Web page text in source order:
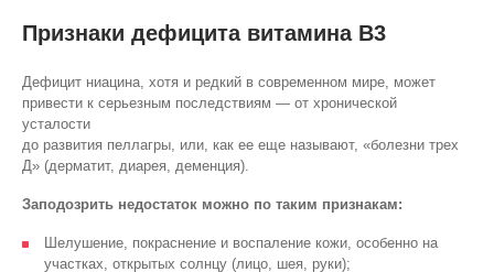
Признаки дефицита витамина В3
Дефицит ниацина, хотя и редкий в современном мире, может
привести к серьезным последствиям — от хронической
усталости
до развития пеллагры, или, как ее еще называют, «болезни трех
Д» (дерматит, диарея, деменция).
Заподозрить недостаток можно по таким признакам:
Шелушение, покраснение и воспаление кожи, особенно на
участках, открытых солнцу (лицо, шея, руки);